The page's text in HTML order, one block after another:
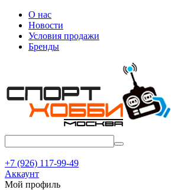
О нас
Новости
Условия продажи
Бренды
+7 (926) 117-99-49
Аккаунт
Мой профиль